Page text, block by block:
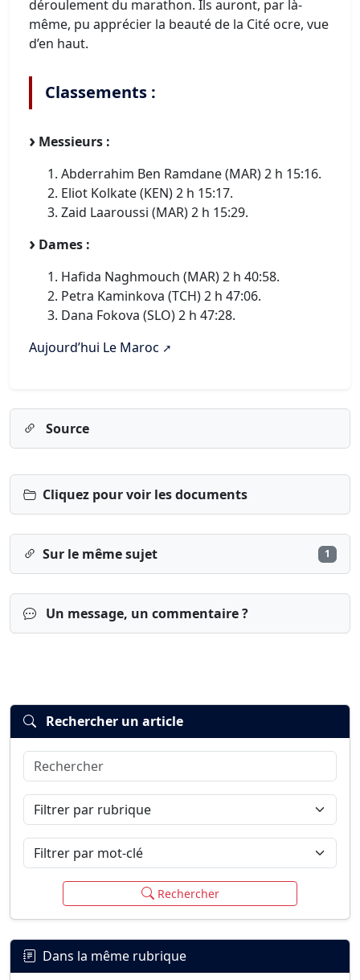
déroulement du marathon. Ils auront, par là-
même, pu apprécier la beauté de la Cité ocre, vue
d’en haut.
Classements :
Messieurs :
Abderrahim Ben Ramdane (MAR) 2 h 15:16.
Eliot Kolkate (KEN) 2 h 15:17.
Zaid Laaroussi (MAR) 2 h 15:29.
Dames :
Hafida Naghmouch (MAR) 2 h 40:58.
Petra Kaminkova (TCH) 2 h 47:06.
Dana Fokova (SLO) 2 h 47:28.
Aujourd’hui Le Maroc
Source
Cliquez pour voir les documents
Sur le même sujet 1
Un message, un commentaire ?
Connexion
Rechercher un article
Rechercher
Filtrer par rubrique
Filtrer par mot-clé
Rechercher
Dans la même rubrique